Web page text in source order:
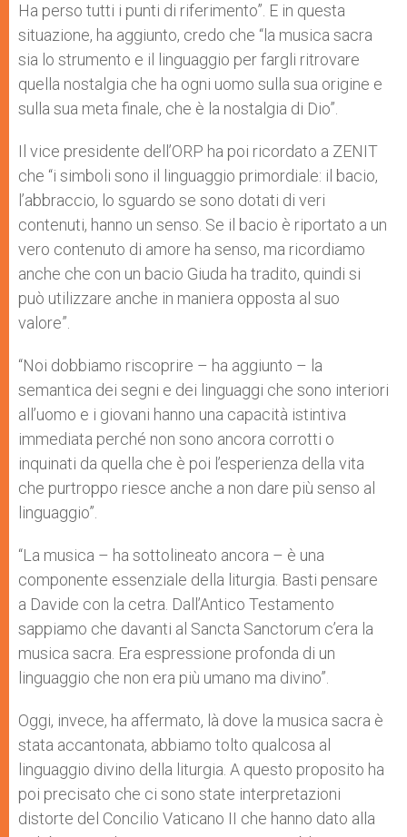
Ha perso tutti i punti di riferimento”. E in questa
situazione, ha aggiunto, credo che “la musica sacra
sia lo strumento e il linguaggio per fargli ritrovare
quella nostalgia che ha ogni uomo sulla sua origine e
sulla sua meta finale, che è la nostalgia di Dio”.
Il vice presidente dell’ORP ha poi ricordato a ZENIT
che “i simboli sono il linguaggio primordiale: il bacio,
l’abbraccio, lo sguardo se sono dotati di veri
contenuti, hanno un senso. Se il bacio è riportato a un
vero contenuto di amore ha senso, ma ricordiamo
anche che con un bacio Giuda ha tradito, quindi si
può utilizzare anche in maniera opposta al suo
valore”.
“Noi dobbiamo riscoprire – ha aggiunto – la
semantica dei segni e dei linguaggi che sono interiori
all’uomo e i giovani hanno una capacità istintiva
immediata perché non sono ancora corrotti o
inquinati da quella che è poi l’esperienza della vita
che purtroppo riesce anche a non dare più senso al
linguaggio”.
“La musica – ha sottolineato ancora – è una
componente essenziale della liturgia. Basti pensare
a Davide con la cetra. Dall’Antico Testamento
sappiamo che davanti al Sancta Sanctorum c’era la
musica sacra. Era espressione profonda di un
linguaggio che non era più umano ma divino”.
Oggi, invece, ha affermato, là dove la musica sacra è
stata accantonata, abbiamo tolto qualcosa al
linguaggio divino della liturgia. A questo proposito ha
poi precisato che ci sono state interpretazioni
distorte del Concilio Vaticano II che hanno dato alla